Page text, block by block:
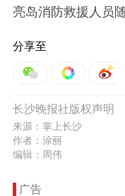
亮岛消防救援人员
分享至
长沙晚报社版权声明
来源：掌上长沙
作者：涂丽
编辑：周伟
广告